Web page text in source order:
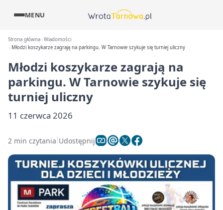
MENU
Strona główna Wiadomości
Młodzi koszykarze zagrają na parkingu. W Tarnowie szykuje się turniej uliczny
Młodzi koszykarze zagrają na
parkingu. W Tarnowie szykuje się
turniej uliczny
11 czerwca 2026
2 min czytania Udostępnij